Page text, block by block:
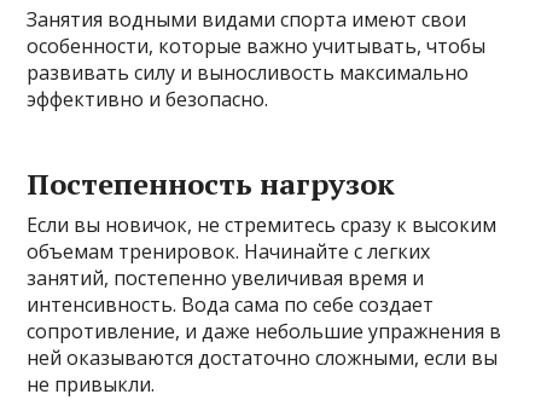
Занятия водными видами спорта имеют свои
особенности, которые важно учитывать, чтобы
развивать силу и выносливость максимально
эффективно и безопасно.
Постепенность нагрузок
Если вы новичок, не стремитесь сразу к высоким
объемам тренировок. Начинайте с легких
занятий, постепенно увеличивая время и
интенсивность. Вода сама по себе создает
сопротивление, и даже небольшие упражнения в
ней оказываются достаточно сложными, если вы
не привыкли.